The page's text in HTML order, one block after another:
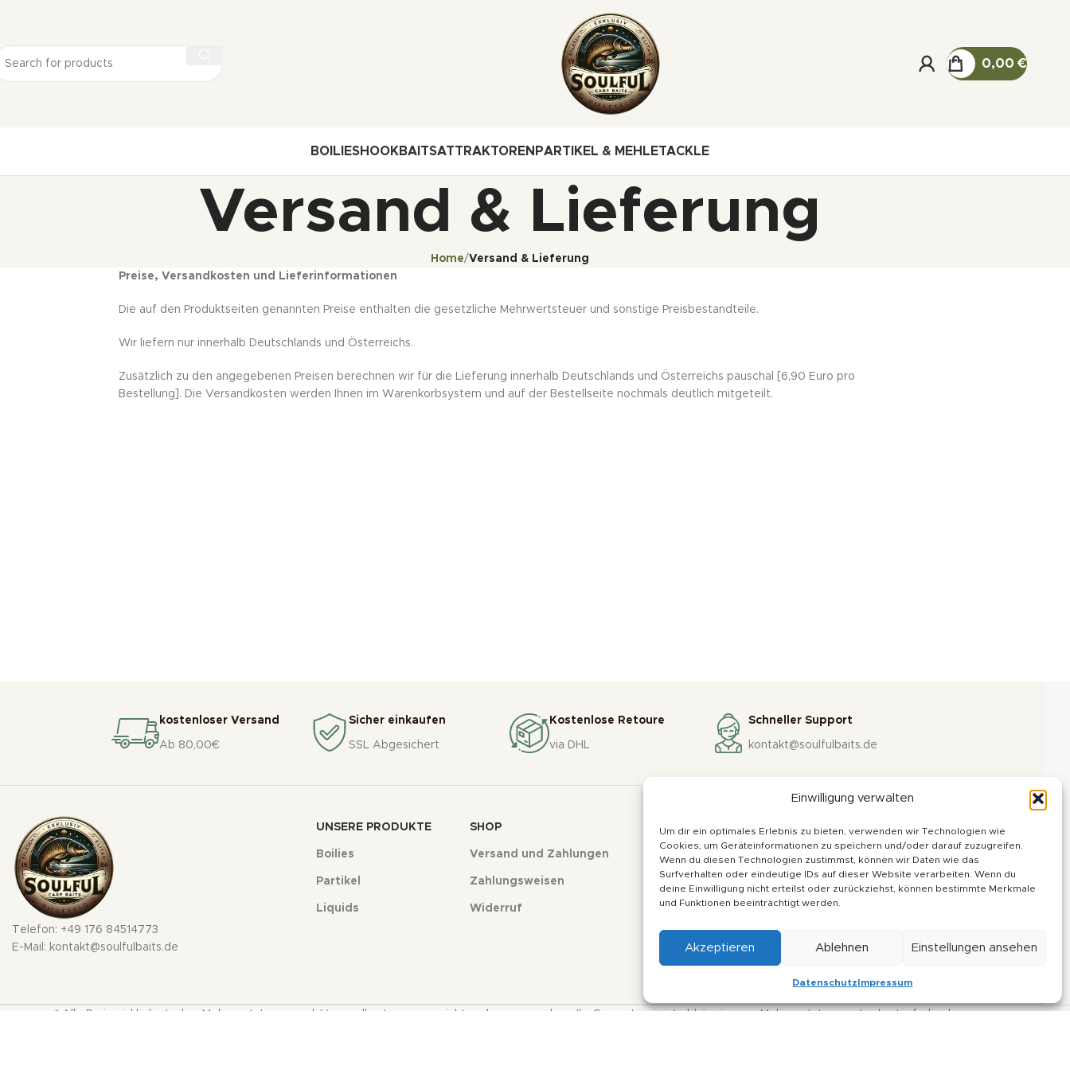
Einwilligung verwalten
Um dir ein optimales Erlebnis zu bieten, verwenden wir Technologien wie
Cookies, um Geräteinformationen zu speichern und/oder darauf zuzugreifen.
Wenn du diesen Technologien zustimmst, können wir Daten wie das
Surfverhalten oder eindeutige IDs auf dieser Website verarbeiten. Wenn du
deine Einwilligung nicht erteilst oder zurückziehst, können bestimmte Merkmale
und Funktionen beeinträchtigt werden.
Akzeptieren Ablehnen Einstellungen ansehen
DatenschutzImpressum
0,00 €
BOILIESHOOKBAITSATTRAKTOREN PARTIKEL & MEHLETACKLE
Versand & Lieferung
Home Versand & Lieferung
Preise, Versandkosten und Lieferinformationen
Die auf den Produktseiten genannten Preise enthalten die gesetzliche Mehrwertsteuer und sonstige Preisbestandteile.
Wir liefern nur innerhalb Deutschlands und Österreichs.
Zusätzlich zu den angegebenen Preisen berechnen wir für die Lieferung innerhalb Deutschlands und Österreichs pauschal [6,90 Euro pro
Bestellung]. Die Versandkosten werden Ihnen im Warenkorbsystem und auf der Bestellseite nochmals deutlich mitgeteilt.
kostenloser Versand
Ab 80,00€
Sicher einkaufen
SSL Abgesichert
Kostenlose Retoure
via DHL
Schneller Support
kontakt@soulfulbaits.de
Telefon: +49 176 84514773
E-Mail: kontakt@soulfulbaits.de
UNSERE PRODUKTE
Boilies
Partikel
Liquids
SHOP
Versand und Zahlungen
Zahlungsweisen
Widerruf
INFORMATIONEN
Über uns
Impressum
Datenschutz
AGB
* Alle Preise inkl. deutscher Mehrwertsteuer zzgl. Versandkosten, wenn nicht anders angegeben. Ihr Gesamtpreis ist abhängig vom Mehrwertsteuersatz des Lieferlandes.